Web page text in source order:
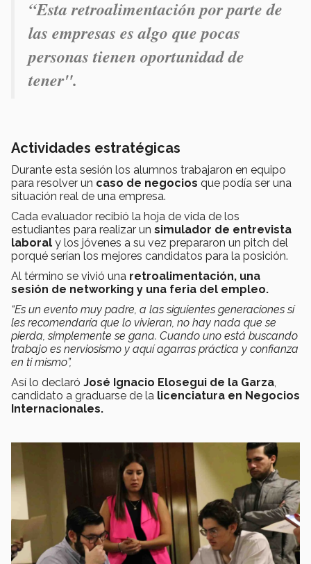
“Esta retroalimentación por parte de
las empresas es algo que pocas
personas tienen oportunidad de
tener".
Actividades estratégicas
Durante esta sesión los alumnos trabajaron en equipo
para resolver un caso de negocios que podía ser una
situación real de una empresa.
Cada evaluador recibió la hoja de vida de los
estudiantes para realizar un simulador de entrevista
laboral y los jóvenes a su vez prepararon un pitch del
porqué serían los mejores candidatos para la posición.
Al término se vivió una retroalimentación, una
sesión de networking y una feria del empleo.
“Es un evento muy padre, a las siguientes generaciones sí
les recomendaría que lo vivieran, no hay nada que se
pierda, simplemente se gana. Cuando uno está buscando
trabajo es nerviosismo y aquí agarras práctica y confianza
en ti mismo”,
Así lo declaró José Ignacio Elosegui de la Garza
candidato a graduarse de la licenciatura en Negocios
Internacionales.